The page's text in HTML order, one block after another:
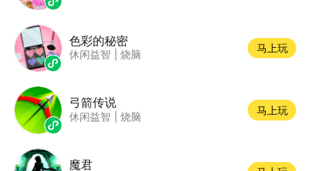
色彩的秘密
休闲益智 烧脑
马上玩
弓箭传说
休闲益智 烧脑
马上玩
魔君